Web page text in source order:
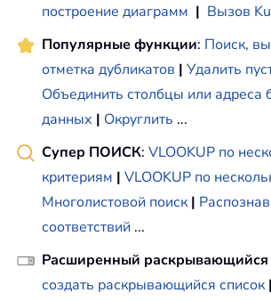
построение диаграмм | Вызов
Популярные функции: Поиск,
отметка дубликатов | Удалить
Объединить столбцы или адреса
данных | Округлить ...
Супер ПОИСК: VLOOKUP по
критериям | VLOOKUP по
Многолистовой поиск |
соответствий ...
Расширенный раскрывающийся
создать раскрывающийся список |